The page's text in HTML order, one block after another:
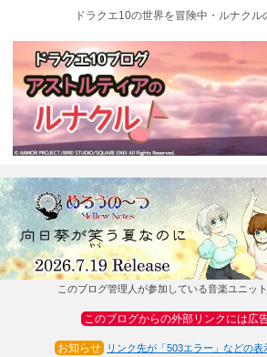
ドラクエ10の世界を冒険中・ルナクル
このブログ管理人が参加している音楽ユニッ
このブログからの外部リンクには広
お知らせ リンク先が「503エラー」などの